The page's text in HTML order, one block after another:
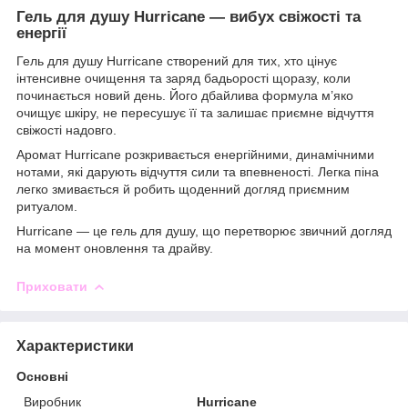
Гель для душу Hurricane — вибух свіжості та
енергії
Гель для душу Hurricane створений для тих, хто цінує
інтенсивне очищення та заряд бадьорості щоразу, коли
починається новий день. Його дбайлива формула м’яко
очищує шкіру, не пересушує її та залишає приємне відчуття
свіжості надовго.
Аромат Hurricane розкривається енергійними, динамічними
нотами, які дарують відчуття сили та впевненості. Легка піна
легко змивається й робить щоденний догляд приємним
ритуалом.
Hurricane — це гель для душу, що перетворює звичний догляд
на момент оновлення та драйву.
Приховати
Характеристики
Основні
Виробник
Hurricane